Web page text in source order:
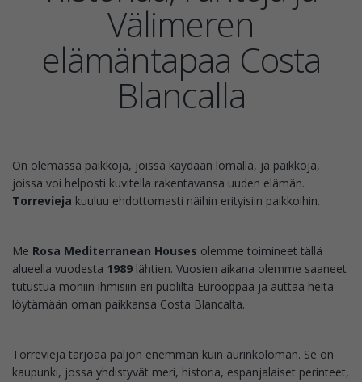
Välimeren
elämäntapaa Costa
Blancalla
On olemassa paikkoja, joissa käydään lomalla, ja paikkoja,
joissa voi helposti kuvitella rakentavansa uuden elämän.
Torrevieja kuuluu ehdottomasti näihin erityisiin paikkoihin.
Me Rosa Mediterranean Houses olemme toimineet tällä
alueella vuodesta 1989 lähtien. Vuosien aikana olemme saaneet
tutustua moniin ihmisiin eri puolilta Eurooppaa ja auttaa heitä
löytämään oman paikkansa Costa Blancalta.
Torrevieja tarjoaa paljon enemmän kuin aurinkoloman. Se on
kaupunki, jossa yhdistyvät meri, historia, espanjalaiset perinteet,